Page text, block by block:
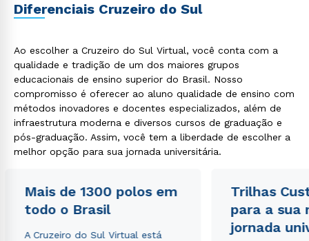
Diferenciais Cruzeiro do Sul
Ao escolher a Cruzeiro do Sul Virtual, você conta com a
qualidade e tradição de um dos maiores grupos
educacionais de ensino superior do Brasil. Nosso
compromisso é oferecer ao aluno qualidade de ensino com
métodos inovadores e docentes especializados, além de
infraestrutura moderna e diversos cursos de graduação e
pós-graduação. Assim, você tem a liberdade de escolher a
melhor opção para sua jornada universitária.
Mais de 1300 polos em
todo o Brasil
A Cruzeiro do Sul Virtual está
Trilhas
para a sua
jornada
WhatsApp
ou
autorizo que meus dados sejam utilizados para o
envio de conteúdos da Cruzeiro do Sul.